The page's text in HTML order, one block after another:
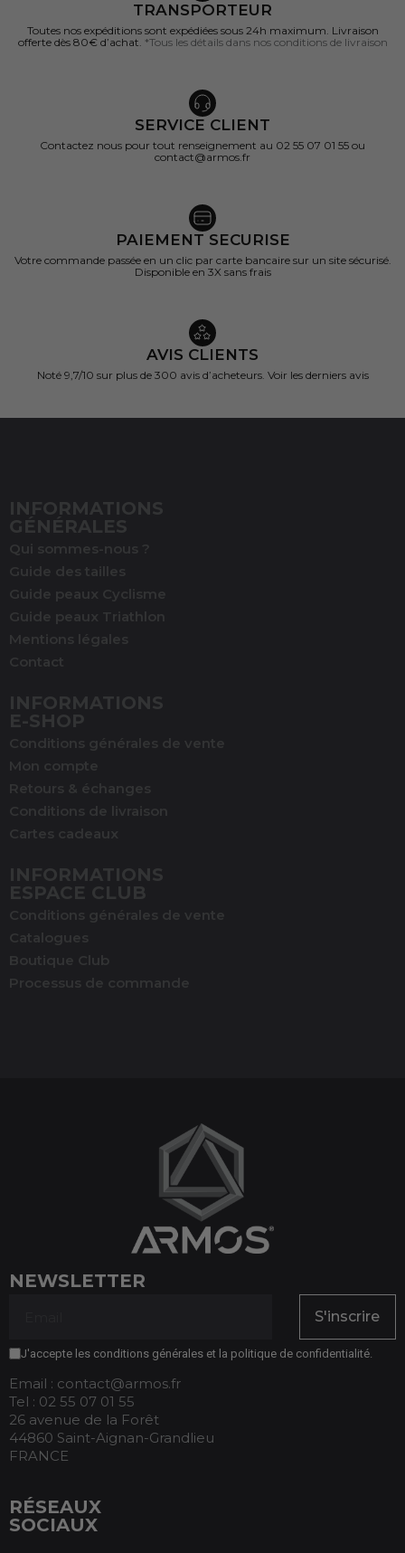
TRANSPORTEUR
Toutes nos expéditions sont expédiées sous 24h maximum. Livraison
offerte dès 80€ d’achat. *Tous les détails dans nos conditions de livraison
SERVICE CLIENT
Contactez nous pour tout renseignement au 02 55 07 01 55 ou
contact@armos.fr
PAIEMENT SECURISE
Votre commande passée en un clic par carte bancaire sur un site sécurisé.
Disponible en 3X sans frais
AVIS CLIENTS
Noté 9,7/10 sur plus de 300 avis d’acheteurs. Voir les derniers avis
INFORMATIONS
GÉNÉRALES
Qui sommes-nous ?
Guide des tailles
Guide peaux Cyclisme
Guide peaux Triathlon
Mentions légales
Contact
INFORMATIONS
E-SHOP
Conditions générales de vente
Mon compte
Retours & échanges
Conditions de livraison
Cartes cadeaux
INFORMATIONS
ESPACE CLUB
Conditions générales de vente
Catalogues
Boutique Club
Processus de commande
NEWSLETTER
S'inscrire
J'accepte les conditions générales et la politique de confidentialité.
Email : contact@armos.fr
Tel : 02 55 07 01 55
26 avenue de la Forêt
44860 Saint-Aignan-Grandlieu
FRANCE
RÉSEAUX
SOCIAUX